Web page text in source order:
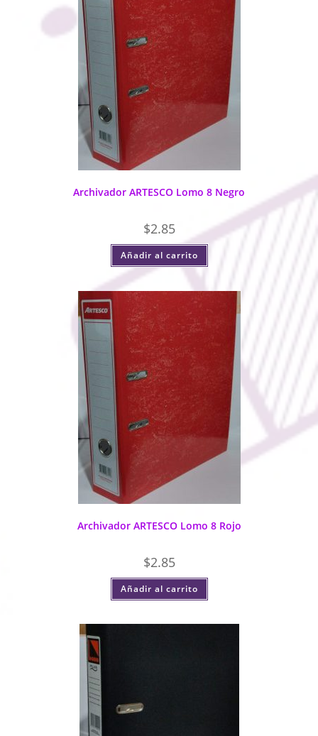
Archivador ARTESCO Lomo 8 Negro
$2.85
Añadir al carrito
Archivador ARTESCO Lomo 8 Rojo
$2.85
Añadir al carrito